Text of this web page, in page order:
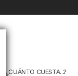
¿CUÁNTO CUESTA...?